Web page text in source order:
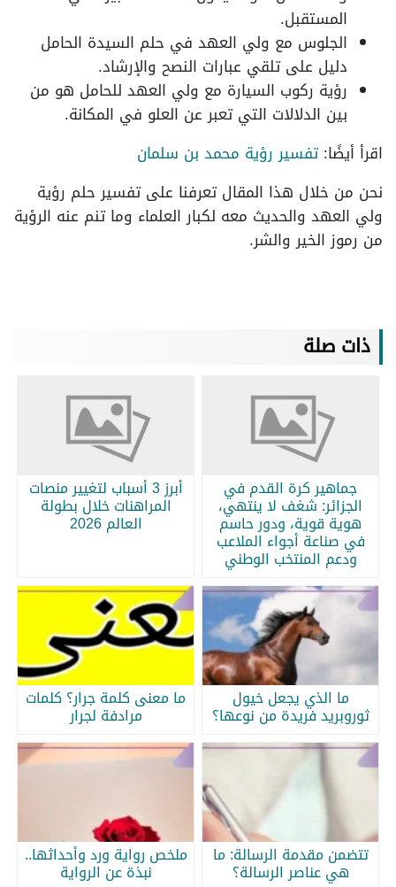
المستقبل.
الجلوس مع ولي العهد في حلم السيدة الحامل
دليل على تلقي عبارات النصح والإرشاد.
رؤية ركوب السيارة مع ولي العهد للحامل هو من
بين الدلالات التي تعبر عن العلو في المكانة.
اقرأ أيضًا:تفسير رؤية محمد بن سلمان
نحن من خلال هذا المقال تعرفنا على تفسير حلم رؤية
ولي العهد والحديث معه لكبار العلماء وما تنم عنه الرؤية
من رموز الخير والشر.
ذات صلة
جماهير كرة القدم في
الجزائر: شغف لا ينتهي،
هوية قوية، ودور حاسم
في صناعة أجواء الملاعب
ودعم المنتخب الوطني
أبرز 3 أسباب لتغيير منصات
المراهنات خلال بطولة
العالم 2026
ما الذي يجعل خيول
ثوروبريد فريدة من نوعها؟
ما معنى كلمة جرار؟ كلمات
مرادفة لجرار
تتضمن مقدمة الرسالة: ما
هي عناصر الرسالة؟
ملخص رواية ورد وأحداثها..
نبذة عن الرواية